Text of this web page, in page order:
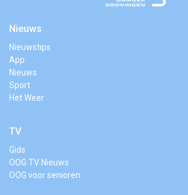
Nieuws
Nieuwstips
App
Nieuws
Sport
Het Weer
TV
Gids
OOG TV Nieuws
OOG voor senioren